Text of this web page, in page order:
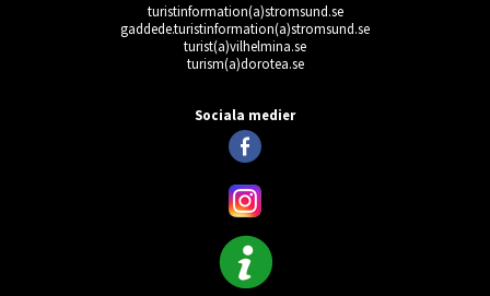
turistinformation(a)stromsund.se
gaddede.turistinformation(a)stromsund.se
turist(a)vilhelmina.se
turism(a)dorotea.se
Sociala medier